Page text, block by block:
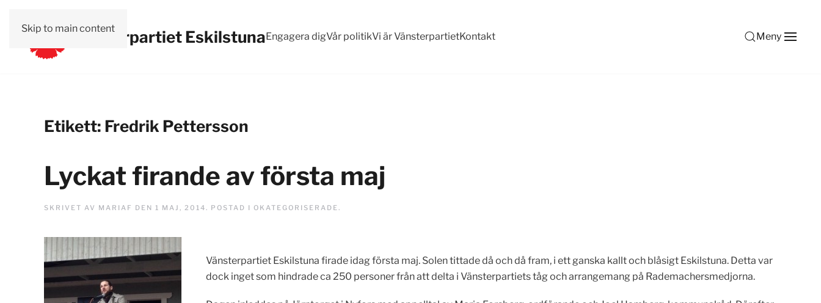
Skip to main contentVänsterpartiet EskilstunaEngagera digVår politikVi är VänsterpartietKontakt Meny
Etikett: Fredrik Pettersson
Lyckat firande av första maj
SKRIVET AV MARIAF DEN 1 MAJ, 2014. POSTAD I OKATEGORISERADE.
Vänsterpartiet Eskilstuna firade idag första maj. Solen tittade då och då fram, i ett ganska kallt och blåsigt Eskilstuna. Detta var
dock inget som hindrade ca 250 personer från att delta i Vänsterpartiets tåg och arrangemang på Rademachersmedjorna.